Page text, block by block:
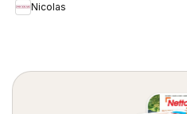
Nicolas